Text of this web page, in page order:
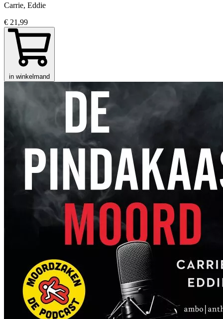
Carrie, Eddie
€ 21,99
in winkelmand